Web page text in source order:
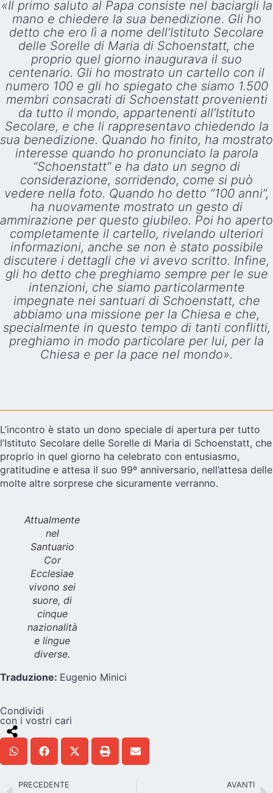
«Il primo saluto al Papa consiste nel baciargli la
mano e chiedere la sua benedizione. Gli ho
detto che ero lì a nome dell’Istituto Secolare
delle Sorelle di Maria di Schoenstatt, che
proprio quel giorno inaugurava il suo
centenario. Gli ho mostrato un cartello con il
numero 100 e gli ho spiegato che siamo 1.500
membri consacrati di Schoenstatt provenienti
da tutto il mondo, appartenenti all’Istituto
Secolare, e che li rappresentavo chiedendo la
sua benedizione. Quando ho finito, ha mostrato
interesse quando ho pronunciato la parola
“Schoenstatt” e ha dato un segno di
considerazione, sorridendo, come si può
vedere nella foto. Quando ho detto “100 anni”,
ha nuovamente mostrato un gesto di
ammirazione per questo giubileo. Poi ho aperto
completamente il cartello, rivelando ulteriori
informazioni, anche se non è stato possibile
discutere i dettagli che vi avevo scritto. Infine,
gli ho detto che preghiamo sempre per le sue
intenzioni, che siamo particolarmente
impegnate nei santuari di Schoenstatt, che
abbiamo una missione per la Chiesa e che,
specialmente in questo tempo di tanti conflitti,
preghiamo in modo particolare per lui, per la
Chiesa e per la pace nel mondo».
L’incontro è stato un dono speciale di apertura per tutto
l’Istituto Secolare delle Sorelle di Maria di Schoenstatt, che
proprio in quel giorno ha celebrato con entusiasmo,
gratitudine e attesa il suo 99º anniversario, nell’attesa delle
molte altre sorprese che sicuramente verranno.
Attualmente
nel
Santuario
Cor
Ecclesiae
vivono sei
suore, di
cinque
nazionalità
e lingue
diverse.
Traduzione: Eugenio Minici
Condividi
con i vostri cari
PRECEDENTE AVANTI